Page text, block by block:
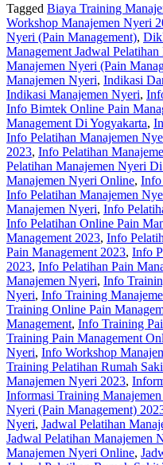
Tagged Biaya Training
Workshop Manajemen Nyeri
Nyeri (Pain Management),
Management Jadwal
Manajemen Nyeri (Pain
Manajemen Nyeri, Indikasi
Indikasi Manajemen Nyeri,
Info Bimtek Online Pain
Management Di Yogyakarta,
Info Pelatihan Manajemen
2023, Info Pelatihan
Pelatihan Manajemen Nyeri
Manajemen Nyeri Online, Info
Info Pelatihan Manajemen
Manajemen Nyeri, Info
Info Pelatihan Online Pain
Management 2023, Info
Pain Management 2023, Info
2023, Info Pelatihan Pain
Manajemen Nyeri, Info
Nyeri, Info Training
Training Online Pain
Management, Info Training
Training Pain Management
Nyeri, Info Workshop
Training Pelatihan Rumah
Manajemen Nyeri 2023,
Informasi Training
Nyeri (Pain Management)
Nyeri, Jadwal Pelatihan
Jadwal Pelatihan Manajemen
Manajemen Nyeri Online,